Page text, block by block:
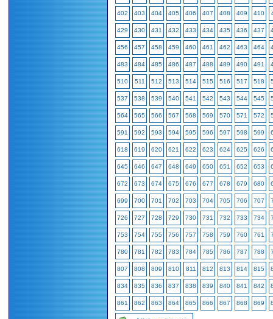
402 403 404 405 406 407 408 409 410
429 430 431 432 433 434 435 436 437
456 457 458 459 460 461 462 463 464
483 484 485 486 487 488 489 490 491
510 511 512 513 514 515 516 517 518
537 538 539 540 541 542 543 544 545
564 565 566 567 568 569 570 571 572
591 592 593 594 595 596 597 598 599
618 619 620 621 622 623 624 625 626
645 646 647 648 649 650 651 652 653
672 673 674 675 676 677 678 679 680
699 700 701 702 703 704 705 706 707
726 727 728 729 730 731 732 733 734
753 754 755 756 757 758 759 760 761
780 781 782 783 784 785 786 787 788
807 808 809 810 811 812 813 814 815
834 835 836 837 838 839 840 841 842
861 862 863 864 865 866 867 868 869